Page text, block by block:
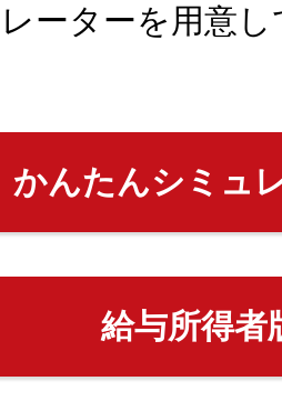
ーターを用意
かんたんシミュ
給与所得者